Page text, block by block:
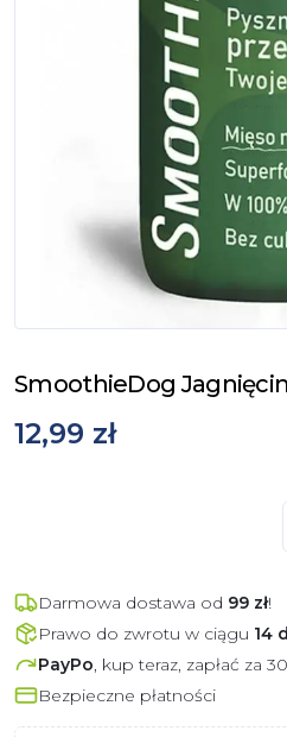
SmoothieDog
12,99 zł
Darmowa dostawa od 99 zł!
Prawo do zwrotu w ciągu 14
PayPo, kup teraz, zapłać za
Bezpieczne płatności